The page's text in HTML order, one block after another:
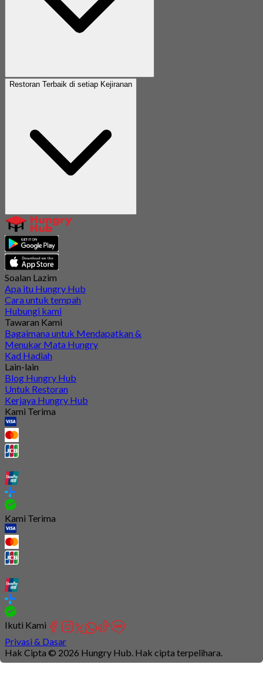
Restoran Terbaik di setiap Kejiranan
Soalan Lazim
Apa itu Hungry Hub
Cara untuk tempah
Hubungi kami
Tawaran Kami
Bagaimana untuk Mendapatkan &
Menukar Mata Hungry
Kad Hadiah
Lain-lain
Blog Hungry Hub
Untuk Restoran
Kerjaya Hungry Hub
Kami Terima
Kami Terima
Ikuti Kami
Privasi & Dasar
Hak Cipta © 2026 Hungry Hub. Hak cipta terpelihara.
Connection